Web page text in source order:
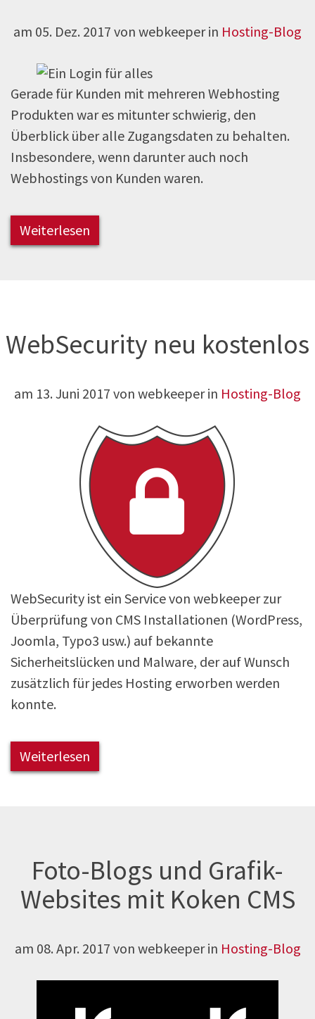
am 05. Dez. 2017 von webkeeper in Hosting-Blog
Gerade für Kunden mit mehreren Webhosting
Produkten war es mitunter schwierig, den
Überblick über alle Zugangsdaten zu behalten.
Insbesondere, wenn darunter auch noch
Webhostings von Kunden waren.
Weiterlesen
WebSecurity neu kostenlos
am 13. Juni 2017 von webkeeper in Hosting-Blog
WebSecurity ist ein Service von webkeeper zur
Überprüfung von CMS Installationen (WordPress,
Joomla, Typo3 usw.) auf bekannte
Sicherheitslücken und Malware, der auf Wunsch
zusätzlich für jedes Hosting erworben werden
konnte.
Weiterlesen
Foto-Blogs und Grafik-
Websites mit Koken CMS
am 08. Apr. 2017 von webkeeper in Hosting-Blog